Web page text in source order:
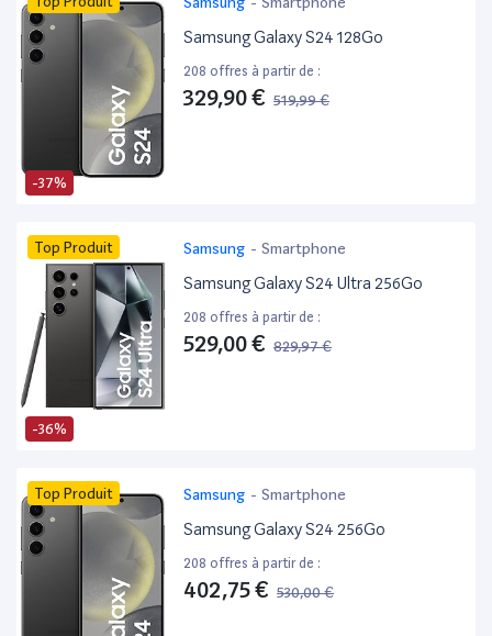
-37%
Samsung Galaxy S24 128Go
208 offres à partir de :
329,90 € 519,99 €
-36%
Top Produit Samsung - Smartphone
Samsung Galaxy S24 Ultra 256Go
208 offres à partir de :
529,00 € 829,97 €
Top Produit Samsung - Smartphone
Samsung Galaxy S24 256Go
208 offres à partir de :
402,75 € 530,00 €